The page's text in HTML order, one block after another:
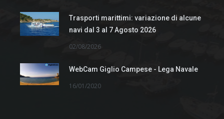
Trasporti marittimi: variazione di alcune
navi dal 3 al 7 Agosto 2026
02/08/2026
WebCam Giglio Campese - Lega Navale
16/01/2020